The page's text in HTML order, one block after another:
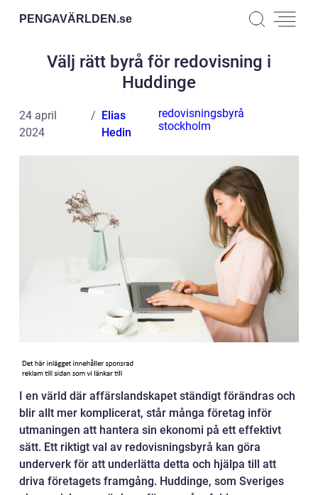
PENGAVÄRLDEN.se
Välj rätt byrå för redovisning i
Huddinge
24 april
2024
Elias
Hedin
redovisningsbyrå
stockholm
I en värld där affärslandskapet ständigt förändras och
blir allt mer komplicerat, står många företag inför
utmaningen att hantera sin ekonomi på ett effektivt
sätt. Ett riktigt val av redovisningsbyrå kan göra
underverk för att underlätta detta och hjälpa till att
driva företagets framgång. Huddinge, som Sveriges